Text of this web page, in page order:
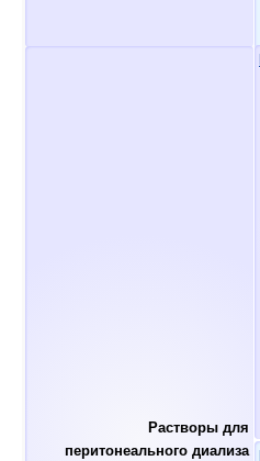
Растворы для
перитонеального диализа